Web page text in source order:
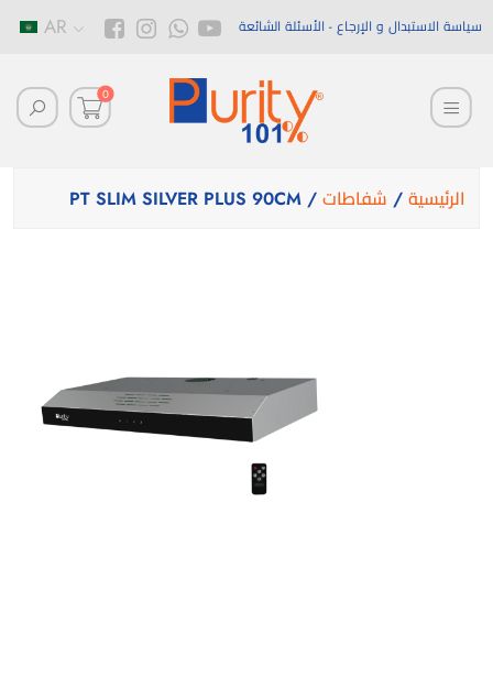
AR سياسة الاستبدال و الإرجاع الأسئلة الشائعة
0
الرئيسية / شفاطات / PT SLIM SILVER PLUS 90CM